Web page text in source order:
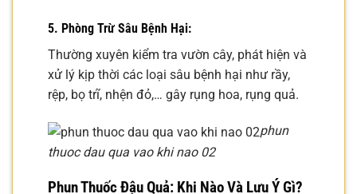
5. Phòng Trừ Sâu Bệnh Hại:
Thường xuyên kiểm tra vườn cây, phát hiện và
xử lý kịp thời các loại sâu bệnh hại như rầy,
rệp, bọ trĩ, nhện đỏ,… gây rụng hoa, rụng quả.
phun
thuoc dau qua vao khi nao 02
Phun Thuốc Đậu Quả: Khi Nào Và Lưu Ý Gì?